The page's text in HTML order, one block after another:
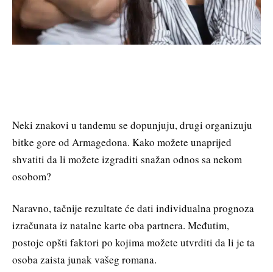
Neki znakovi u tandemu se dopunjuju, drugi organizuju
bitke gore od Armagedona. Kako možete unaprijed
shvatiti da li možete izgraditi snažan odnos sa nekom
osobom?
Naravno, tačnije rezultate će dati individualna prognoza
izračunata iz natalne karte oba partnera. Međutim,
postoje opšti faktori po kojima možete utvrditi da li je ta
osoba zaista junak vašeg romana.